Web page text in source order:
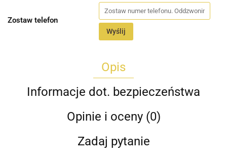
Zostaw telefon
Wyślij
Opis
Informacje dot. bezpieczeństwa
Opinie i oceny (0)
Zadaj pytanie